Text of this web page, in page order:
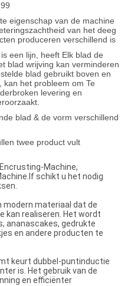
eigenschap van de machine
van het deeg
produceren verschillend is
een lijn, heeft Elk blad de
blad wrijving kan verminderen
blad gebruikt boven en
kan het probleem om Te
levering en
blad & de vorm verschillend
twee product vult
Machine,
schikt u het nodig
modern materiaal dat de
kan realiseren. Het wordt
ananascakes, gedrukte
en andere producten te
keurt dubbel-puntinductie
is. Het gebruik van de
en efficiënter